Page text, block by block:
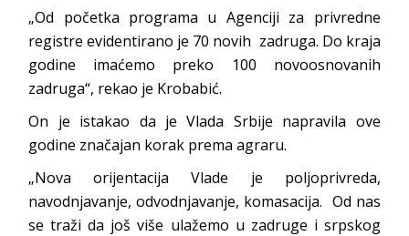
„Od početka programa u Agenciji za privredne
registre evidentirano je 70 novih zadruga. Do kraja
godine imaćemo preko 100 novoosnovanih
zadruga“, rekao je Krobabić.
On je istakao da je Vlada Srbije napravila ove
godine značajan korak prema agraru.
„Nova orijentacija Vlade je poljoprivreda,
navodnjavanje, odvodnjavanje, komasacija. Od nas
se traži da još više ulažemo u zadruge i srpskog